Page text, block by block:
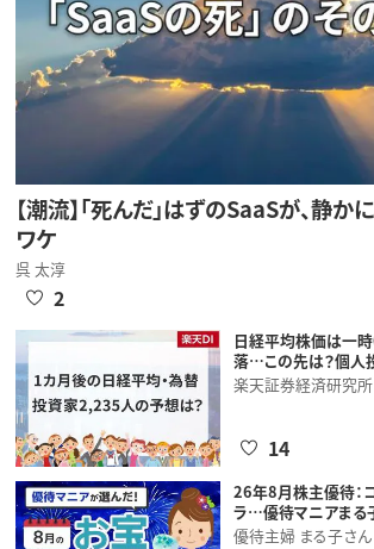
【潮流】「死んだ」はずのSaaSが、静か
ワケ
呉 太淳
2
日経平均株価は一
落…この先は？個
楽天証券経済研究所
14
26年8月株主優待：
ラ…優待マニアまる
優待主婦 まる子さん